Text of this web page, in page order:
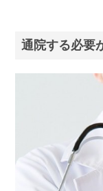
等の
AGA
AGA
クリ
通院する必要